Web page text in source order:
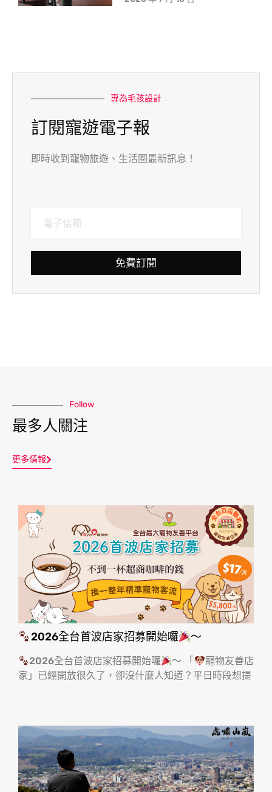
專為毛孩設計
訂閱寵遊電子報
即時收到寵物旅遊、生活圈最新訊息！
免費訂閱
Follow
最多人關注
更多情報
2026全台首波店家招募開始囉 ～
2026全台首波店家招募開始囉 ～ 「
寵物友善店
家」已經開放很久了，卻沒什麼人知道？平日時段想提